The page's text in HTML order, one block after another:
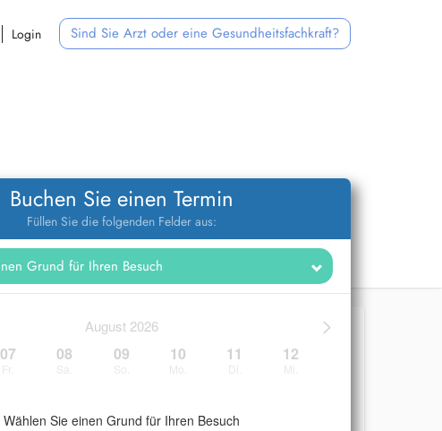
Login Sind Sie Arzt oder eine Gesundheitsfachkraft?
Buchen Sie einen Termin
Füllen Sie die folgenden Felder aus:
>
August 2026
07 08 09 10 11 12
Wählen Sie einen Grund für Ihren Besuch